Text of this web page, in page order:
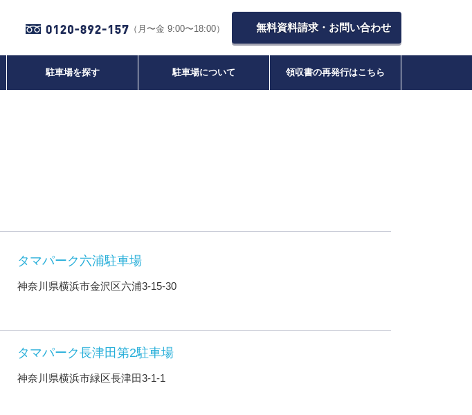
（月〜金 9:00〜18:00） 無料資料請求・お問い合わせ
駐車場を探す 駐車場について 領収書の再発行はこちら
タマパーク六浦駐車場
神奈川県横浜市金沢区六浦3-15-30
タマパーク長津田第2駐車場
神奈川県横浜市緑区長津田3-1-1